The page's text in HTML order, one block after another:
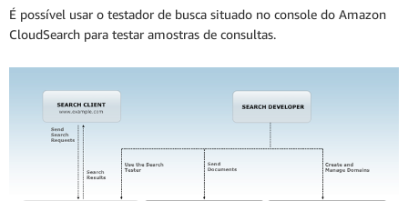
É possível usar o testador de busca situado no console do Amazon
CloudSearch para testar amostras de consultas.